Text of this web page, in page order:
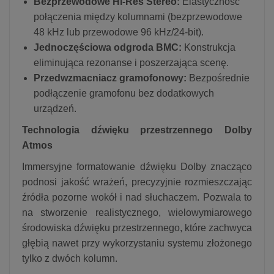
połączenia między kolumnami (bezprzewodowe
48 kHz lub przewodowe 96 kHz/24-bit).
Jednoczęściowa odgroda BMC: Konstrukcja
eliminująca rezonanse i poszerzająca scenę.
Przedwzmacniacz gramofonowy: Bezpośrednie
podłączenie gramofonu bez dodatkowych
urządzeń.
Technologia dźwięku przestrzennego Dolby
Atmos
Immersyjne formatowanie dźwięku Dolby znacząco
podnosi jakość wrażeń, precyzyjnie rozmieszczając
źródła pozorne wokół i nad słuchaczem. Pozwala to
na stworzenie realistycznego, wielowymiarowego
środowiska dźwięku przestrzennego, które zachwyca
głębią nawet przy wykorzystaniu systemu złożonego
tylko z dwóch kolumn.